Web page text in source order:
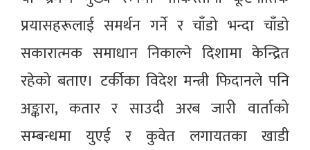
प्रयासहरूलाई समर्थन गर्ने र चाँडो भन्दा चाँडो
सकारात्मक समाधान निकाल्ने दिशामा केन्द्रित
रहेको बताए। टर्कीका विदेश मन्त्री फिदानले पनि
अङ्कारा, कतार र साउदी अरब जारी वार्ताको
सम्बन्धमा युएई र कुवेत लगायतका खाडी